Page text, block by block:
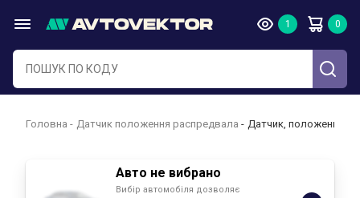
Головна Датчик положення распредвала Датчик, положення
Авто не вибрано
Вибір автомобіля дозволяє